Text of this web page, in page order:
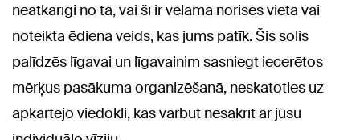
neatkarīgi no tā, vai šī ir vēlamā norises vieta vai
noteikta ēdiena veids, kas jums patīk. Šis solis
palīdzēs līgavai un līgavainim sasniegt iecerētos
mērķus pasākuma organizēšanā, neskatoties uz
apkārtējo viedokli, kas varbūt nesakrīt ar jūsu